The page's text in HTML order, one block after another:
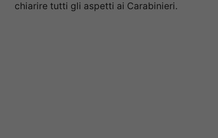
chiarire tutti gli aspetti ai Carabinieri.